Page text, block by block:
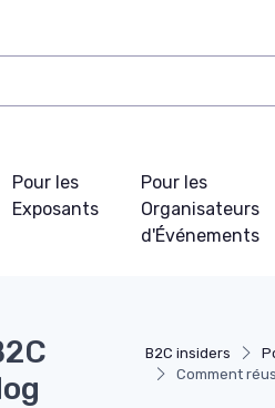
Pour les
Exposants
Pour les
Organisateurs
d'Événements
B2C insiders
Comment